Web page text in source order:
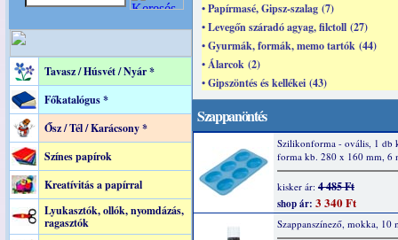
Tavasz / Húsvét / Nyár *
Főkatalógus *
Ősz / Tél / Karácsony *
Színes papírok
Kreatívitás a papírral
Lyukasztók, ollók, nyomdázás,
ragasztók
• Papírmasé, Gipsz-szalag (7)
• Levegőn száradó agyag, filctoll (27)
• Gyurmák, formák, memo tartók (44)
• Álarcok (2)
• Gipszöntés és kellékei (43)
Szappanöntés
Szilikonforma - ovális, 1 db
forma kb. 280 x 160 mm, 6
kisker ár: 4 485 Ft
shop ár: 3 340 Ft
Szappanszínező, mokka, 10